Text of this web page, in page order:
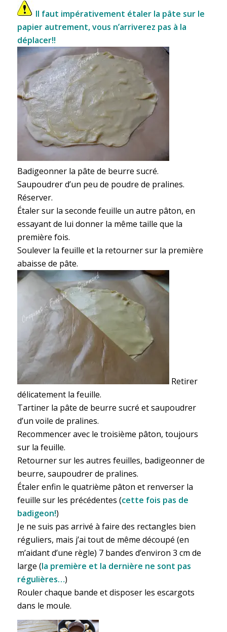
Il faut impérativement étaler la pâte sur le
papier autrement, vous n’arriverez pas à la
déplacer!!
Badigeonner la pâte de beurre sucré.
Saupoudrer d’un peu de poudre de pralines.
Réserver.
Étaler sur la seconde feuille un autre pâton, en
essayant de lui donner la même taille que la
première fois.
Soulever la feuille et la retourner sur la première
abaisse de pâte.
Retirer
délicatement la feuille.
Tartiner la pâte de beurre sucré et saupoudrer
d’un voile de pralines.
Recommencer avec le troisième pâton, toujours
sur la feuille.
Retourner sur les autres feuilles, badigeonner de
beurre, saupoudrer de pralines.
Étaler enfin le quatrième pâton et renverser la
feuille sur les précédentes (cette fois pas de
badigeon!)
Je ne suis pas arrivé à faire des rectangles bien
réguliers, mais j’ai tout de même découpé (en
m’aidant d’une règle) 7 bandes d’environ 3 cm de
large (la première et la dernière ne sont pas
régulières…)
Rouler chaque bande et disposer les escargots
dans le moule.